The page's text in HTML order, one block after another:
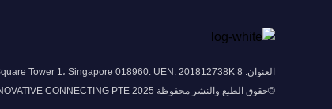
العنوان: 8 Marina View # 43-052A Asia Square Tower 1، Singapore 018960. UEN: 201812738K
©حقوق الطبع والنشر محفوظة 2025 INNOVATIVE CONNECTING PTE. محدودة